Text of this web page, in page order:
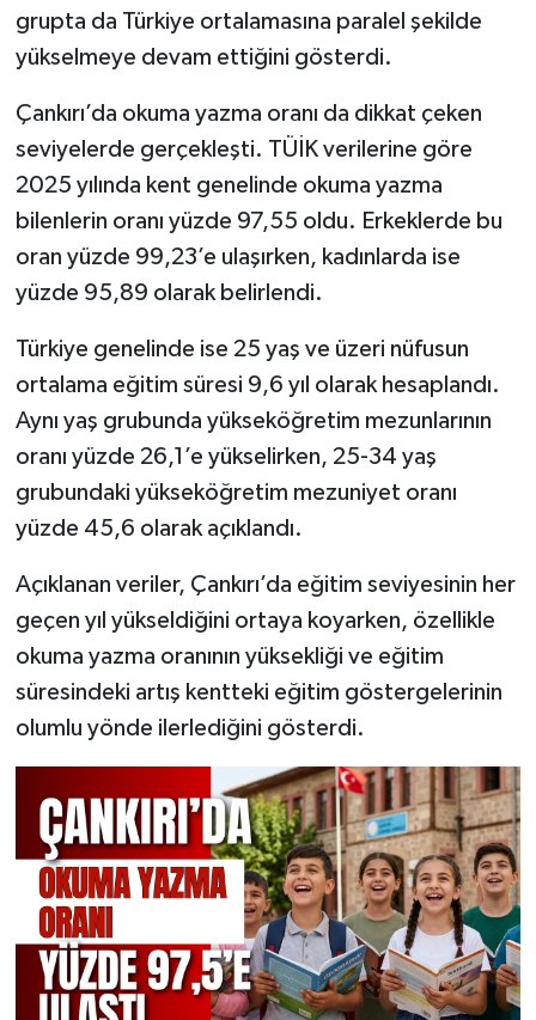
grupta da Türkiye ortalamasına paralel şekilde
yükselmeye devam ettiğini gösterdi.
Çankırı’da okuma yazma oranı da dikkat çeken
seviyelerde gerçekleşti. TÜİK verilerine göre
2025 yılında kent genelinde okuma yazma
bilenlerin oranı yüzde 97,55 oldu. Erkeklerde bu
oran yüzde 99,23’e ulaşırken, kadınlarda ise
yüzde 95,89 olarak belirlendi.
Türkiye genelinde ise 25 yaş ve üzeri nüfusun
ortalama eğitim süresi 9,6 yıl olarak hesaplandı.
Aynı yaş grubunda yükseköğretim mezunlarının
oranı yüzde 26,1’e yükselirken, 25-34 yaş
grubundaki yükseköğretim mezuniyet oranı
yüzde 45,6 olarak açıklandı.
Açıklanan veriler, Çankırı’da eğitim seviyesinin her
geçen yıl yükseldiğini ortaya koyarken, özellikle
okuma yazma oranının yüksekliği ve eğitim
süresindeki artış kentteki eğitim göstergelerinin
olumlu yönde ilerlediğini gösterdi.